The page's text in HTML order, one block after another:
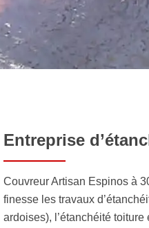
Entreprise
Couvreur Artisan Espinos à
finesse les travaux
ardoises), l’étanchéité